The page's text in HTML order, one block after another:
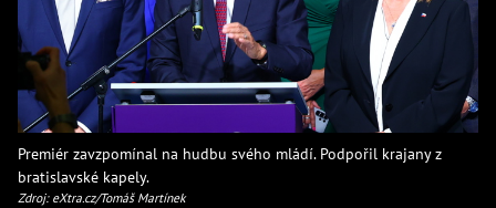
Premiér zavzpomínal na hudbu svého mládí. Podpořil krajany z
bratislavské kapely.
Zdroj: eXtra.cz/Tomáš Martínek